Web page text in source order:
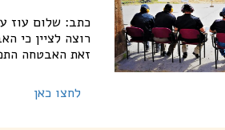
רוצה לציין כי
זאת האבטחה התפתחה רבות ב 40 שנה האחרונות ובמיוחד
לחצו כאן